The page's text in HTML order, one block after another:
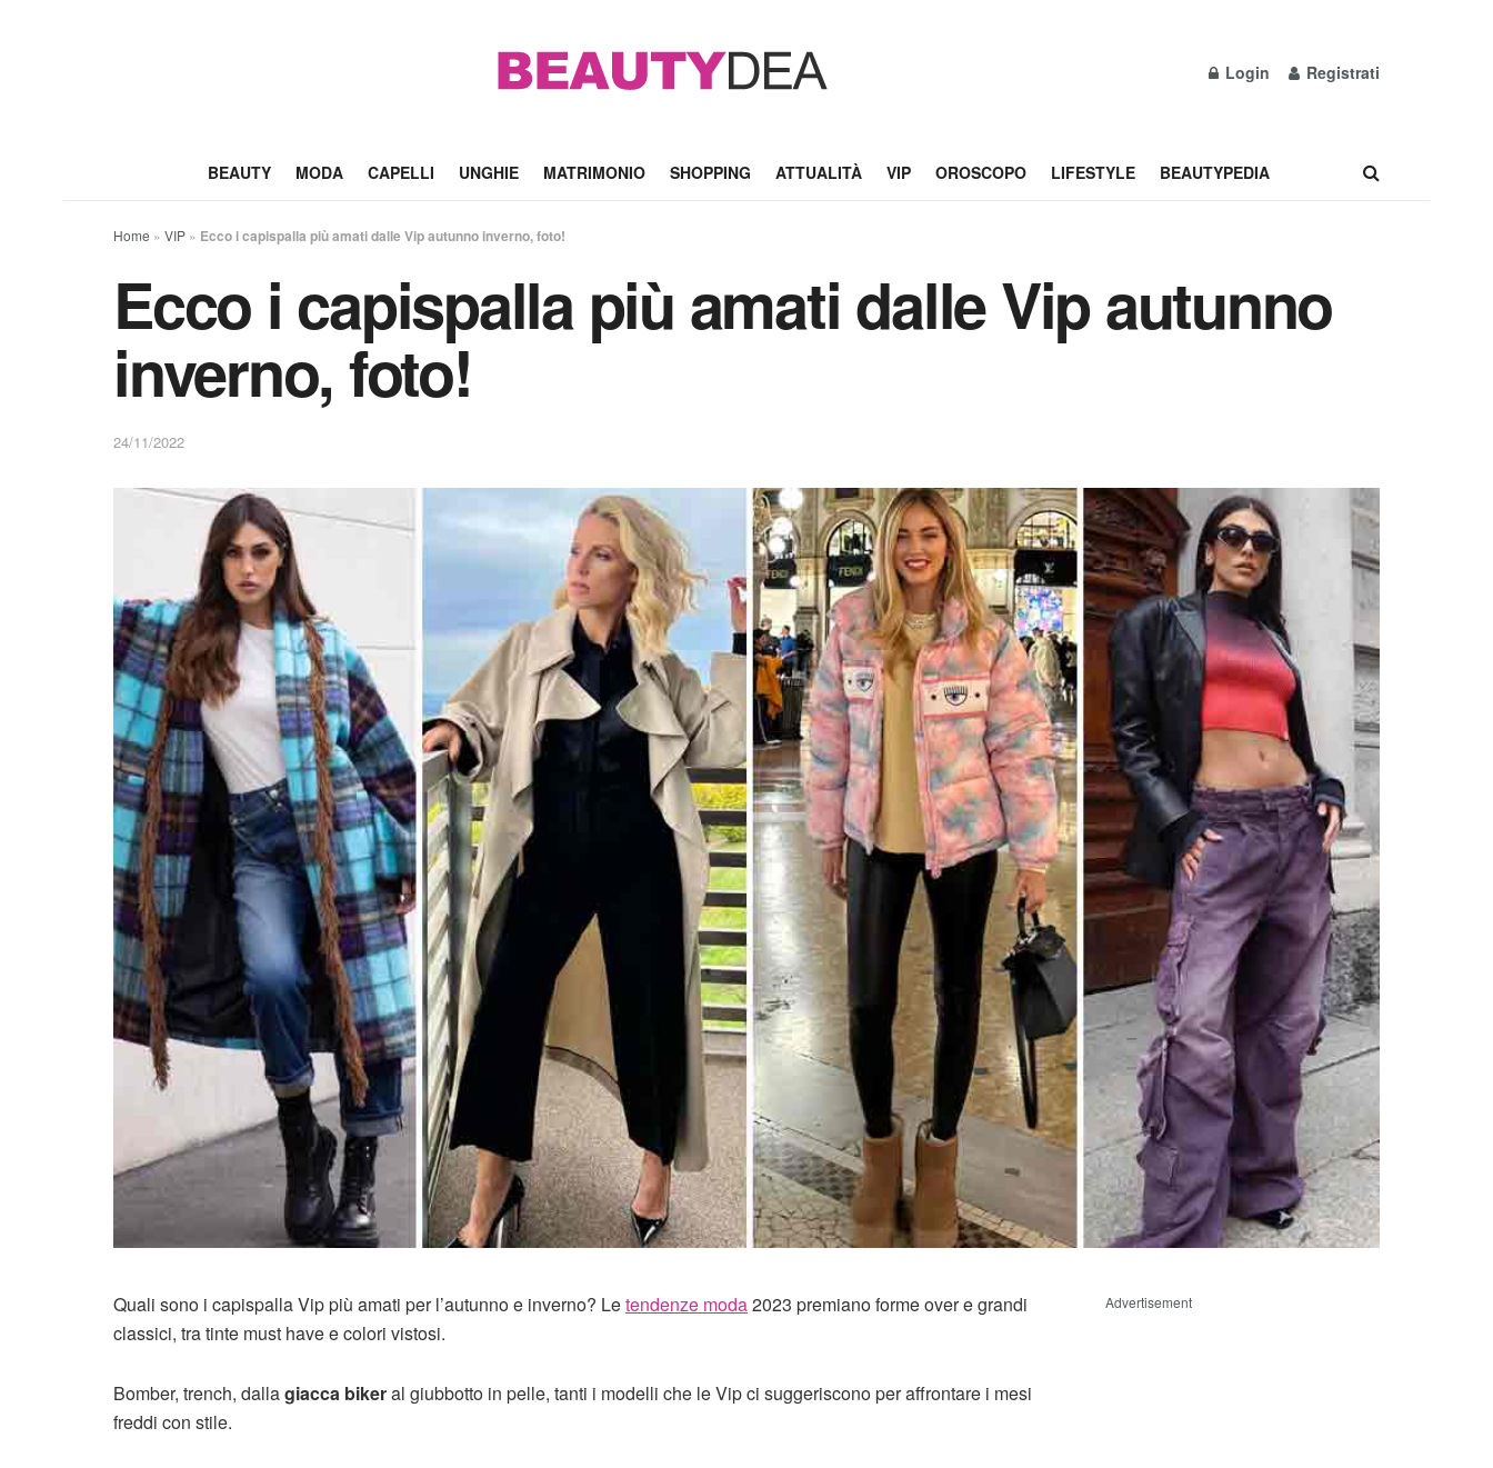
Login Registrati
BEAUTY MODA CAPELLI UNGHIE MATRIMONIO SHOPPING ATTUALITÀ VIP OROSCOPO LIFESTYLE BEAUTYPEDIA
Home » VIP » Ecco i capispalla più amati dalle Vip autunno inverno, foto!
Ecco i capispalla più amati dalle Vip autunno
inverno, foto!
24/11/2022
Quali sono i capispalla Vip più amati per l’autunno e inverno? Letendenze moda2023 premiano forme over e grandi
classici, tra tinte must have e colori vistosi.
Bomber, trench, dallagiacca bikeral giubbotto in pelle, tanti i modelli che le Vip ci suggeriscono per affrontare i mesi
freddi con stile.
Advertisement